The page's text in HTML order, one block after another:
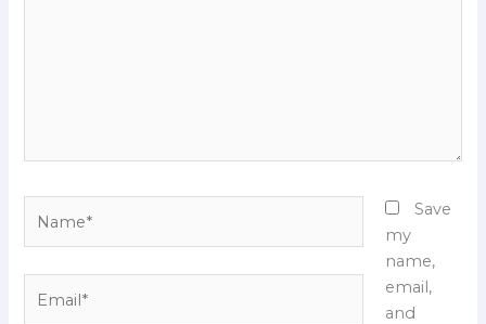
Save
my
name,
email,
and